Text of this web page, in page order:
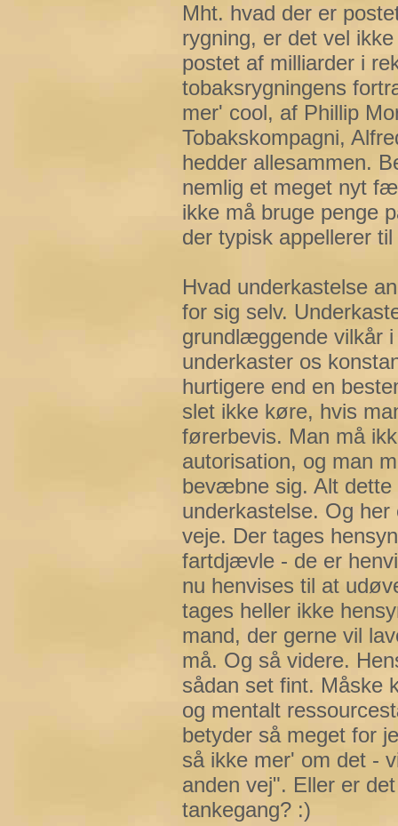
Mht. hvad der er
rygning, er det vel
postet af milliarder i
tobaksrygningens
mer' cool, af Phillip
Tobakskompagni,
hedder allesammen.
nemlig et meget nyt
ikke må bruge penge
der typisk appellerer
Hvad underkastelse
for sig selv.
grundlæggende vilkår
underkaster os
hurtigere end en
slet ikke køre, hvis
førerbevis. Man må
autorisation, og man
bevæbne sig. Alt dette
underkastelse. Og
veje. Der tages
fartdjævle - de er
nu henvises til at
tages heller ikke
mand, der gerne vil
må. Og så videre.
sådan set fint. Måske
og mentalt
betyder så meget for
så ikke mer' om det -
anden vej". Eller er
tankegang? :)